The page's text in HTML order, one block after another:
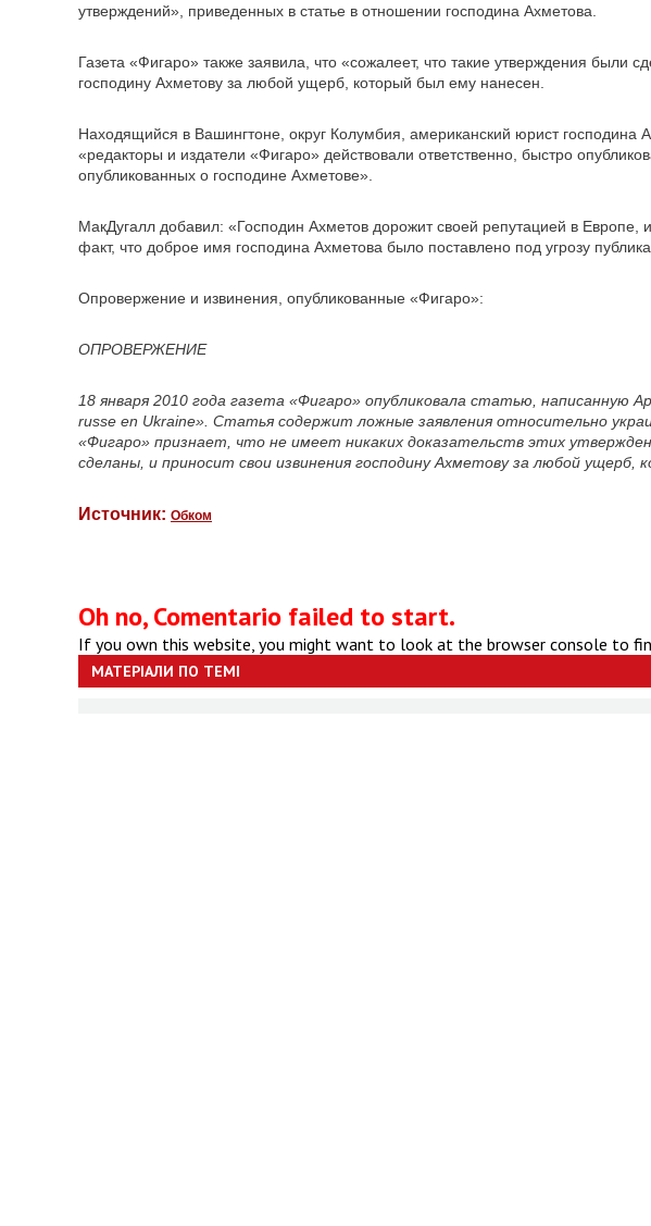
утверждений», приведенных в статье в отношении господина Ахметова.
Газета «Фигаро» также заявила, что «сожалеет, что такие утверждения были
господину Ахметову за любой ущерб, который был ему нанесен.
Находящийся в Вашингтоне, округ Колумбия, американский юрист господина
«редакторы и издатели «Фигаро» действовали ответственно, быстро
опубликованных о господине Ахметове».
МакДугалл добавил: «Господин Ахметов дорожит своей репутацией в Европе,
факт, что доброе имя господина Ахметова было поставлено под угрозу
Опровержение и извинения, опубликованные «Фигаро»:
ОПРОВЕРЖЕНИЕ
18 января 2010 года газета «Фигаро» опубликовала статью, написанную
russe en Ukraine». Статья содержит ложные заявления относительно
«Фигаро» признает, что не имеет никаких доказательств этих
сделаны, и приносит свои извинения господину Ахметову за любой ущерб,
Источник: Обком
Oh no, Comentario failed to start.
If you own this website, you might want to look at the browser console to
МАТЕРІАЛИ ПО ТЕМІ